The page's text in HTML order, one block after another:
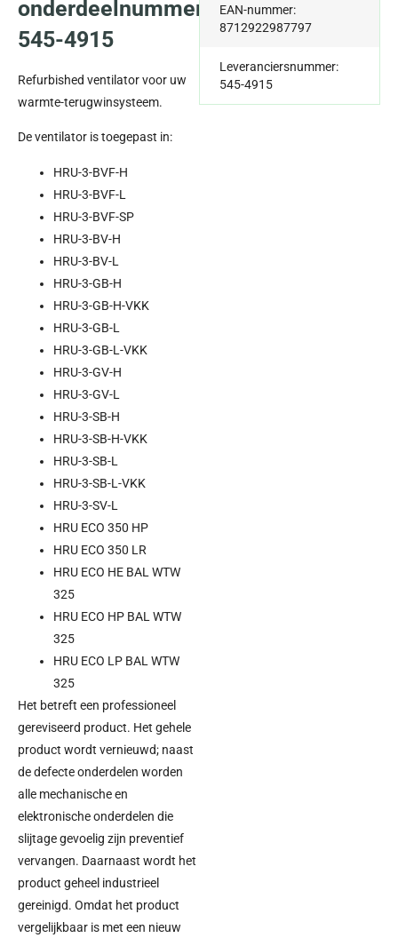
onderdeelnummer
545-4915
Refurbished ventilator voor uw
warmte-terugwinsysteem.
De ventilator is toegepast in:
HRU-3-BVF-H
HRU-3-BVF-L
HRU-3-BVF-SP
HRU-3-BV-H
HRU-3-BV-L
HRU-3-GB-H
HRU-3-GB-H-VKK
HRU-3-GB-L
HRU-3-GB-L-VKK
HRU-3-GV-H
HRU-3-GV-L
HRU-3-SB-H
HRU-3-SB-H-VKK
HRU-3-SB-L
HRU-3-SB-L-VKK
HRU-3-SV-L
HRU ECO 350 HP
HRU ECO 350 LR
HRU ECO HE BAL WTW
325
HRU ECO HP BAL WTW
325
HRU ECO LP BAL WTW
325
Het betreft een professioneel
gereviseerd product. Het gehele
product wordt vernieuwd; naast
de defecte onderdelen worden
alle mechanische en
elektronische onderdelen die
slijtage gevoelig zijn preventief
vervangen. Daarnaast wordt het
product geheel industrieel
gereinigd. Omdat het product
vergelijkbaar is met een nieuw
EAN-nummer:
8712922987797
Leveranciersnummer:
545-4915